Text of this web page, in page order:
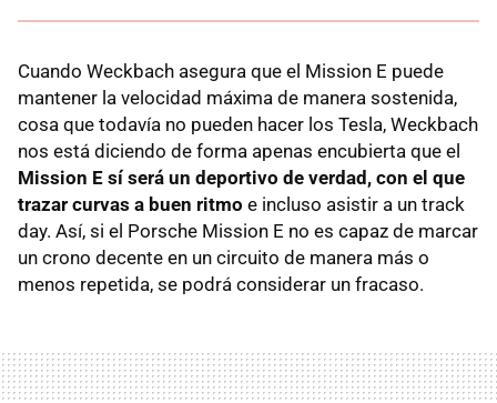
Cuando Weckbach asegura que el Mission E puede
mantener la velocidad máxima de manera sostenida,
cosa que todavía no pueden hacer los Tesla, Weckbach
nos está diciendo de forma apenas encubierta que el
Mission E sí será un deportivo de verdad, con el que
trazar curvas a buen ritmo e incluso asistir a un track
day. Así, si el Porsche Mission E no es capaz de marcar
un crono decente en un circuito de manera más o
menos repetida, se podrá considerar un fracaso.